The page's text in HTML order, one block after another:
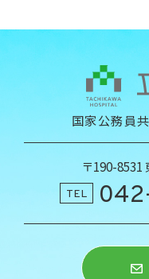
国家公務員
〒190-8531
TEL